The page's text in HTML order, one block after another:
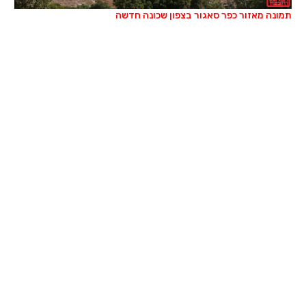
תמונה מאזור כפר סאגור בצפון שכונה חדשה